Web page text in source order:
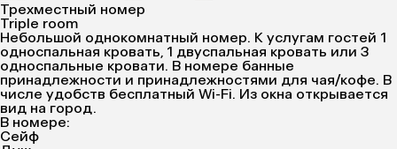
Трехместный номер
Triple room
Небольшой однокомнатный номер. К услугам гостей 1
односпальная кровать, 1 двуспальная кровать или 3
односпальные кровати. В номере банные
принадлежности и принадлежностями для чая/кофе. В
числе удобств бесплатный Wi-Fi. Из окна открывается
вид на город.
В номере:
Сейф